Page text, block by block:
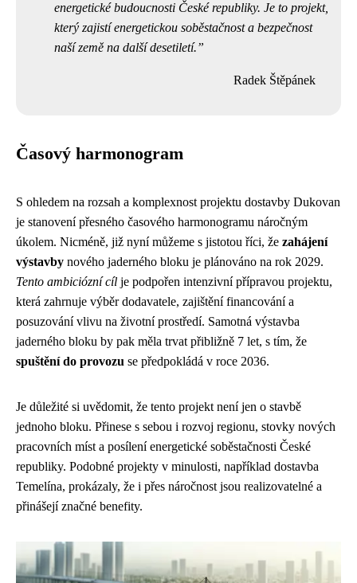
energetické budoucnosti České republiky. Je to projekt,
který zajistí energetickou soběstačnost a bezpečnost
naší země na další desetiletí.
Radek Štěpánek
Časový harmonogram
S ohledem na rozsah a komplexnost projektu dostavby Dukovan
je stanovení přesného časového harmonogramu náročným
úkolem. Nicméně, již nyní můžeme s jistotou říci, že zahájení
výstavby nového jaderného bloku je plánováno na rok 2029.
Tento ambiciózní cíl je podpořen intenzivní přípravou projektu,
která zahrnuje výběr dodavatele, zajištění financování a
posuzování vlivu na životní prostředí. Samotná výstavba
jaderného bloku by pak měla trvat přibližně 7 let, s tím, že
spuštění do provozu se předpokládá v roce 2036.
Je důležité si uvědomit, že tento projekt není jen o stavbě
jednoho bloku. Přinese s sebou i rozvoj regionu, stovky nových
pracovních míst a posílení energetické soběstačnosti České
republiky. Podobné projekty v minulosti, například dostavba
Temelína, prokázaly, že i přes náročnost jsou realizovatelné a
přinášejí značné benefity.